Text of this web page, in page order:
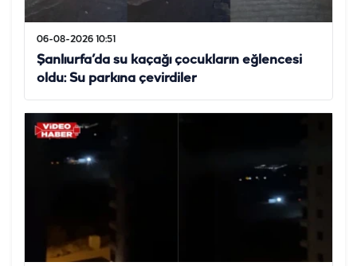
06-08-2026 10:51
Şanlıurfa’da su kaçağı çocukların eğlencesi
oldu: Su parkına çevirdiler